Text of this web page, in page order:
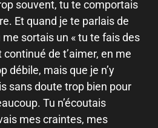
souvent, tu te comportais
Et quand je te parlais de
sortais un « tu te fais des
de t’aimer, en me
débile, mais que je n’y
sans doute trop bien pour
Tu n’écoutais
mes craintes, mes